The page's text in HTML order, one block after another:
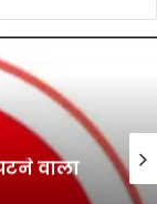
वाला